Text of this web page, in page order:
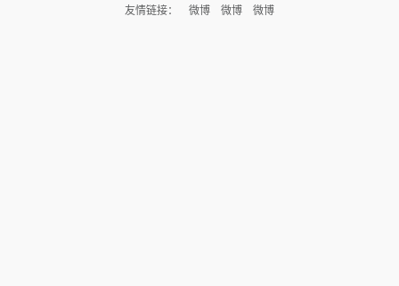
友情链接： 微博 微博 微博